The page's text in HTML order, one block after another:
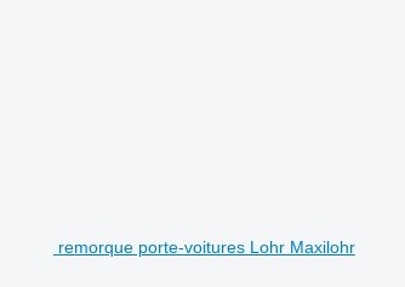
remorque porte-voitures Lohr Maxilohr